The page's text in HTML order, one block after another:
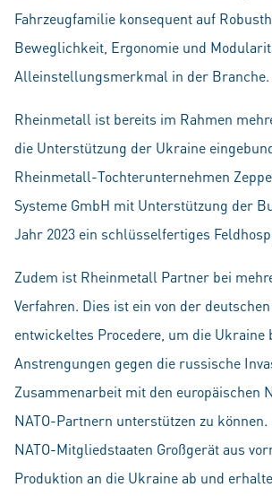
Fahrzeugfamilie konsequent auf
Beweglichkeit, Ergonomie und
Alleinstellungsmerkmal in der Branche.
Rheinmetall ist bereits im Rahmen
die Unterstützung der Ukraine
Rheinmetall-Tochterunternehmen
Systeme GmbH mit Unterstützung der
Jahr 2023 ein schlüsselfertiges
Zudem ist Rheinmetall Partner bei
Verfahren. Dies ist ein von der
entwickeltes Procedere, um die Ukraine
Anstrengungen gegen die russische
Zusammenarbeit mit den europäischen
NATO-Partnern unterstützen zu können.
NATO-Mitgliedstaaten Großgerät aus
Produktion an die Ukraine ab und